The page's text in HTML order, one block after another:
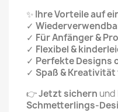
✨Ihre Vorteile auf
✓
✓ Für Anfänger &
✓ Flexibel &
✓ Perfekte Designs
✓ Spaß & Kreativität
👉Jetzt sichern und
Schmetterlings-